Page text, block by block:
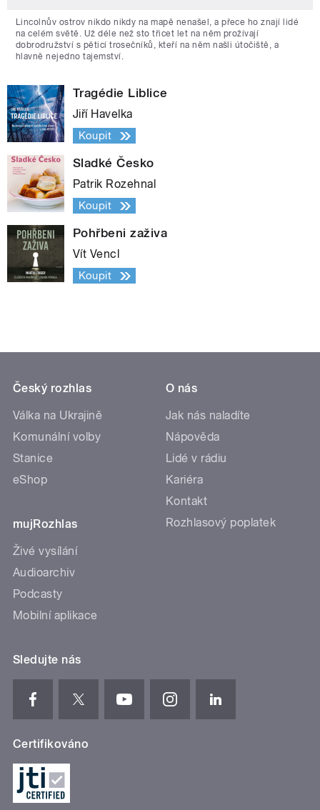
Lincolnův ostrov nikdo nikdy na mapě nenašel, a přece ho znají lidé
na celém světě. Už déle než sto třicet let na něm prožívají
dobrodružství s pěticí trosečníků, kteří na něm našli útočiště, a
hlavně nejedno tajemství.
Tragédie Liblice
Jiří Havelka
Koupit
Sladké Česko
Patrik Rozehnal
Koupit
Pohřbeni zaživa
Vít Vencl
Koupit
Český rozhlas
Válka na Ukrajině
Komunální volby
Stanice
eShop
mujRozhlas
Živé vysílání
Audioarchiv
Podcasty
Mobilní aplikace
O nás
Jak nás naladíte
Nápověda
Lidé v rádiu
Kariéra
Kontakt
Rozhlasový poplatek
Sledujte nás
Certifikováno